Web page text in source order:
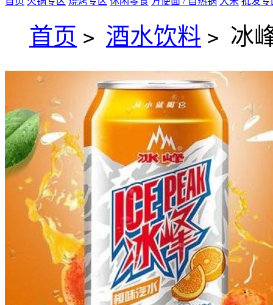
首页 > 酒水饮料 > 冰